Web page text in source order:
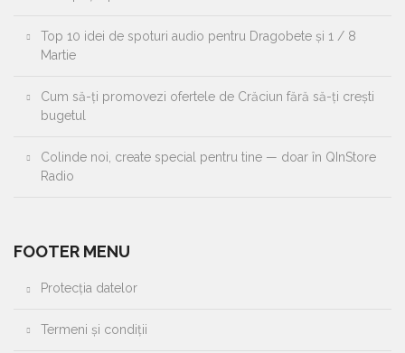
Top 10 idei de spoturi audio pentru Dragobete și 1 / 8
Martie
Cum să-ți promovezi ofertele de Crăciun fără să-ți crești
bugetul
Colinde noi, create special pentru tine — doar în QInStore
Radio
FOOTER MENU
Protecția datelor
Termeni și condiții